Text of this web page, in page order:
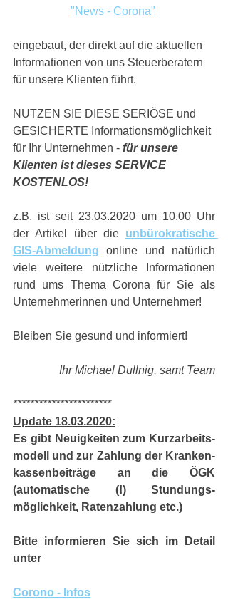
"News - Corona"
eingebaut, der direkt auf die aktuellen
Informationen von uns Steuerberatern
für unsere Klienten führt.
NUTZEN SIE DIESE SERIÖSE und
GESICHERTE Informationsmöglichkeit
für Ihr Unternehmen - für unsere
Klienten ist dieses SERVICE
KOSTENLOS!
z.B. ist seit 23.03.2020 um 10.00 Uhr
der Artikel über die unbürokratische
GIS-Abmeldung online und natürlich
viele weitere nützliche Informationen
rund ums Thema Corona für Sie als
Unternehmerinnen und Unternehmer!
Bleiben Sie gesund und informiert!
Ihr Michael Dullnig, samt Team
***********************
Update 18.03.2020:
Es gibt Neuigkeiten zum Kurzarbeits-
modell und zur Zahlung der Kranken-
kassenbeiträge an die ÖGK
(automatische (!) Stundungs-
möglichkeit, Ratenzahlung etc.)
Bitte informieren Sie sich im Detail
unter
Corono - Infos